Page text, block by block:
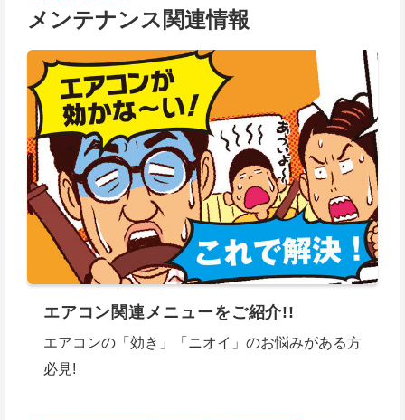
メンテナンス関連情報
エアコン関連メニューをご紹介!!
エアコンの「効き」「ニオイ」のお悩みがある方
必見!